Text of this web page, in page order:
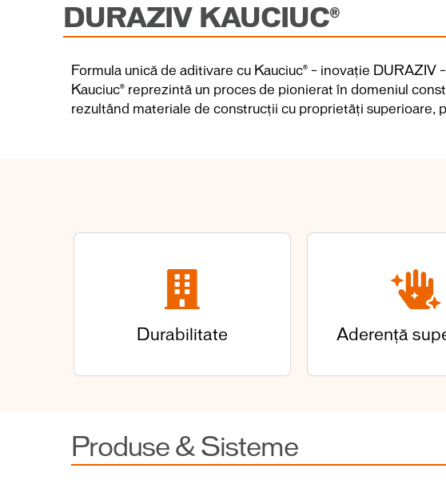
DURAZIV KAUCIUC®
Formula unică de aditivare cu Kauciuc® – inovație
Kauciuc® reprezintă un proces de pionierat în domeniul
rezultând materiale de construcții cu proprietăți superioare,
Durabilitate Aderență
Produse & Sisteme